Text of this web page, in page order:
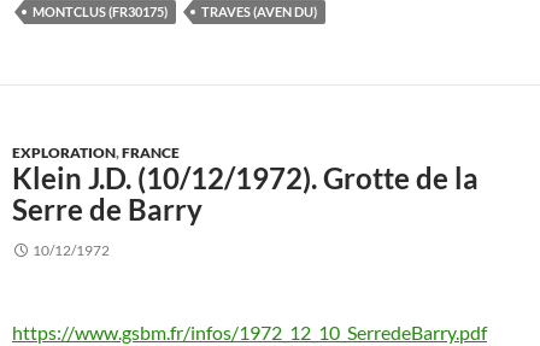
MONTCLUS (FR30175)
TRAVES (AVEN DU)
EXPLORATION,FRANCE
Klein J.D. (10/12/1972). Grotte de la
Serre de Barry
10/12/1972
https://www.gsbm.fr/infos/1972_12_10_SerredeBarry.pdf